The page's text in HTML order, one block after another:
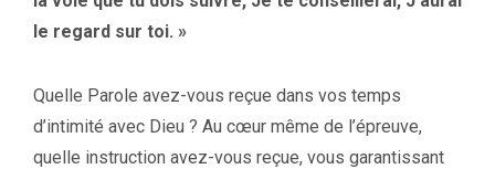
le regard sur toi. »
Quelle Parole avez-vous reçue dans vos temps
d’intimité avec Dieu ? Au cœur même de l’épreuve,
quelle instruction avez-vous reçue, vous garantissant